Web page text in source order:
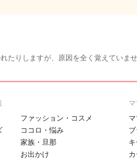
たりしますが、原因を全く覚えていま
ファッション・コスメ
ココロ・悩み
家族・旦那
お出かけ